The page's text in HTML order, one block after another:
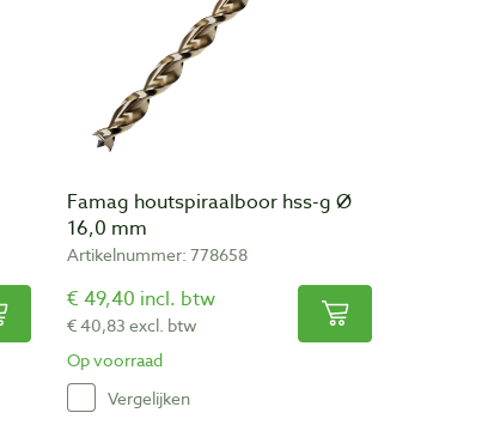
Famag houtspiraalboor hss-g Ø
16,0 mm
Artikelnummer: 778658
€ 49,40 incl. btw
€ 40,83 excl. btw
Op voorraad
Vergelijken